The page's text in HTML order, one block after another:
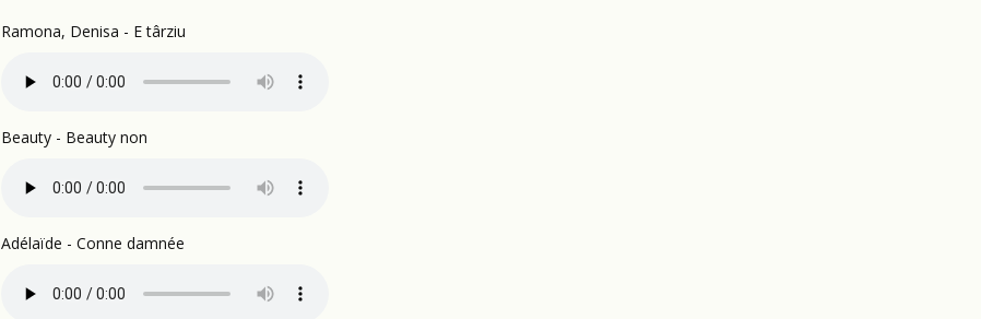
Ramona, Denisa - E târziu
Beauty - Beauty non
Adélaïde - Conne damnée